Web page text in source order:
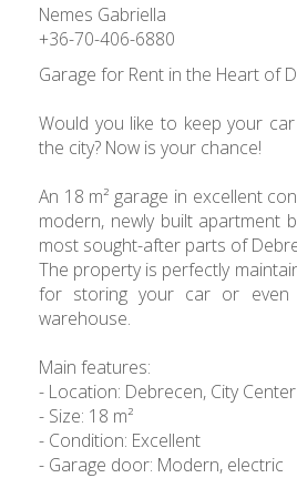
Nemes Gabriella
+36-70-406-6880
Garage for Rent in the Heart of
Would you like to keep your
the city? Now is your chance!
An 18 m² garage in excellent
modern, newly built apartment
most sought-after parts of
The property is perfectly
for storing your car or even
warehouse.
Main features:
- Location: Debrecen, City Center
- Size: 18 m²
- Condition: Excellent
- Garage door: Modern, electric